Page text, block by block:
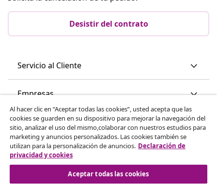
Desistir del contrato
Servicio al Cliente
Empresas
vidaXL
Descubre mas
Al hacer clic en “Aceptar todas las cookies”, usted acepta que las
cookies se guarden en su dispositivo para mejorar la navegación del
sitio, analizar el uso del mismo,colaborar con nuestros estudios para
marketing y anuncios personalizados. Las cookies también se
utilizan para la personalización de anuncios. Declaración de
privacidad y cookies
Aceptar todas las cookies